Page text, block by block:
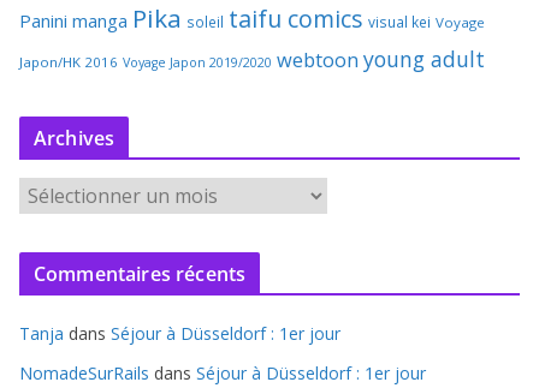
Panini manga Pika soleil taifu comics visual kei Voyage
Japon/HK 2016 Voyage Japon 2019/2020 webtoon young adult
Archives
r
c
v
e
Commentaires récents
Tanja dans Séjour à Düsseldorf : 1er jour
NomadeSurRails dans Séjour à Düsseldorf : 1er jour